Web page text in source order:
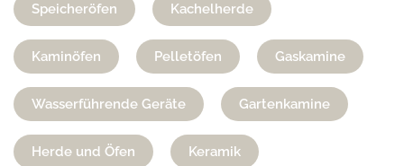
Speicheröfen Kachelherde
Kaminöfen Pelletöfen Gaskamine
Wasserführende Geräte Gartenkamine
Herde und Öfen Keramik